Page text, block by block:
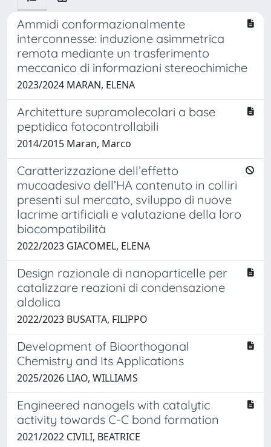
Ammidi conformazionalmente
interconnesse: induzione asimmetrica
remota mediante un trasferimento
meccanico di informazioni stereochimiche
2023/2024 MARAN, ELENA
Architetture supramolecolari a base
peptidica fotocontrollabili
2014/2015 Maran, Marco
Caratterizzazione dell’effetto
mucoadesivo dell’HA contenuto in colliri
presenti sul mercato, sviluppo di nuove
lacrime artificiali e valutazione della loro
biocompatibilità
2022/2023 GIACOMEL, ELENA
Design razionale di nanoparticelle per
catalizzare reazioni di condensazione
aldolica
2022/2023 BUSATTA, FILIPPO
Development of Bioorthogonal
Chemistry and Its Applications
2025/2026 LIAO, WILLIAMS
Engineered nanogels with catalytic
activity towards C-C bond formation
2021/2022 CIVILI, BEATRICE